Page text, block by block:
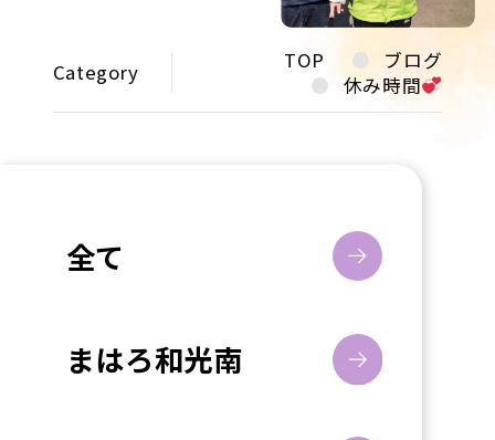
Category TOP
ブログ
休み時間
全て
まはろ和光南